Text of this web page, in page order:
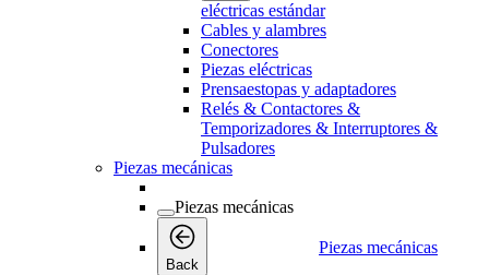
eléctricas estándar
Cables y alambres
Conectores
Piezas eléctricas
Prensaestopas y adaptadores
Relés & Contactores &
Temporizadores & Interruptores &
Pulsadores
Piezas mecánicas
Piezas mecánicas
Back
Piezas mecánicas